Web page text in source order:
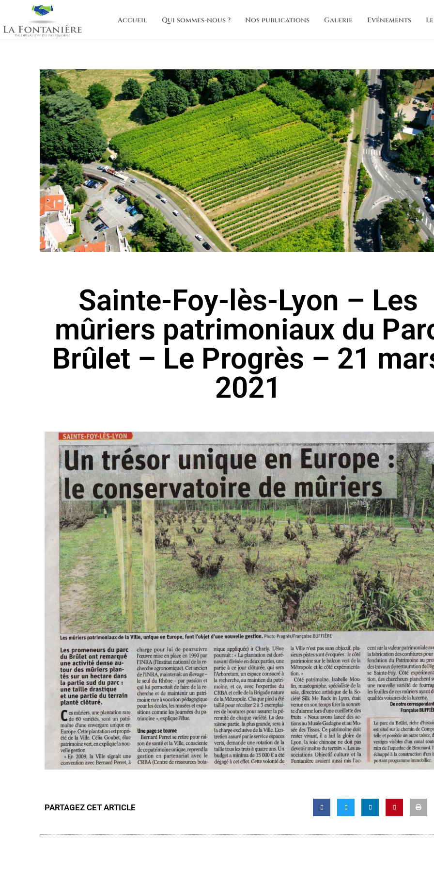
Accueil Qui sommes-nous ? Nos publications Galerie Evénements
Sainte-Foy-lès-Lyon – Les
mûriers patrimoniaux du
Brûlet – Le Progrès – 21
2021
PARTAGEZ CET ARTICLE